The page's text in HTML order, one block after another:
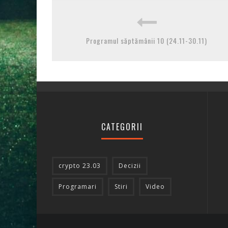
Programul săptămânii 10 (24.11-30.11)
CATEGORII
crypto 23.03 Decizii
Programari Stiri Video